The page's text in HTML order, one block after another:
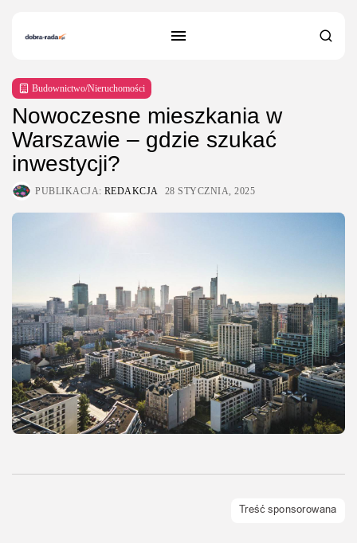
Budownictwo/Nieruchomości
Nowoczesne mieszkania w
Warszawie – gdzie szukać
inwestycji?
PUBLIKACJA: REDAKCJA 28 STYCZNIA, 2025